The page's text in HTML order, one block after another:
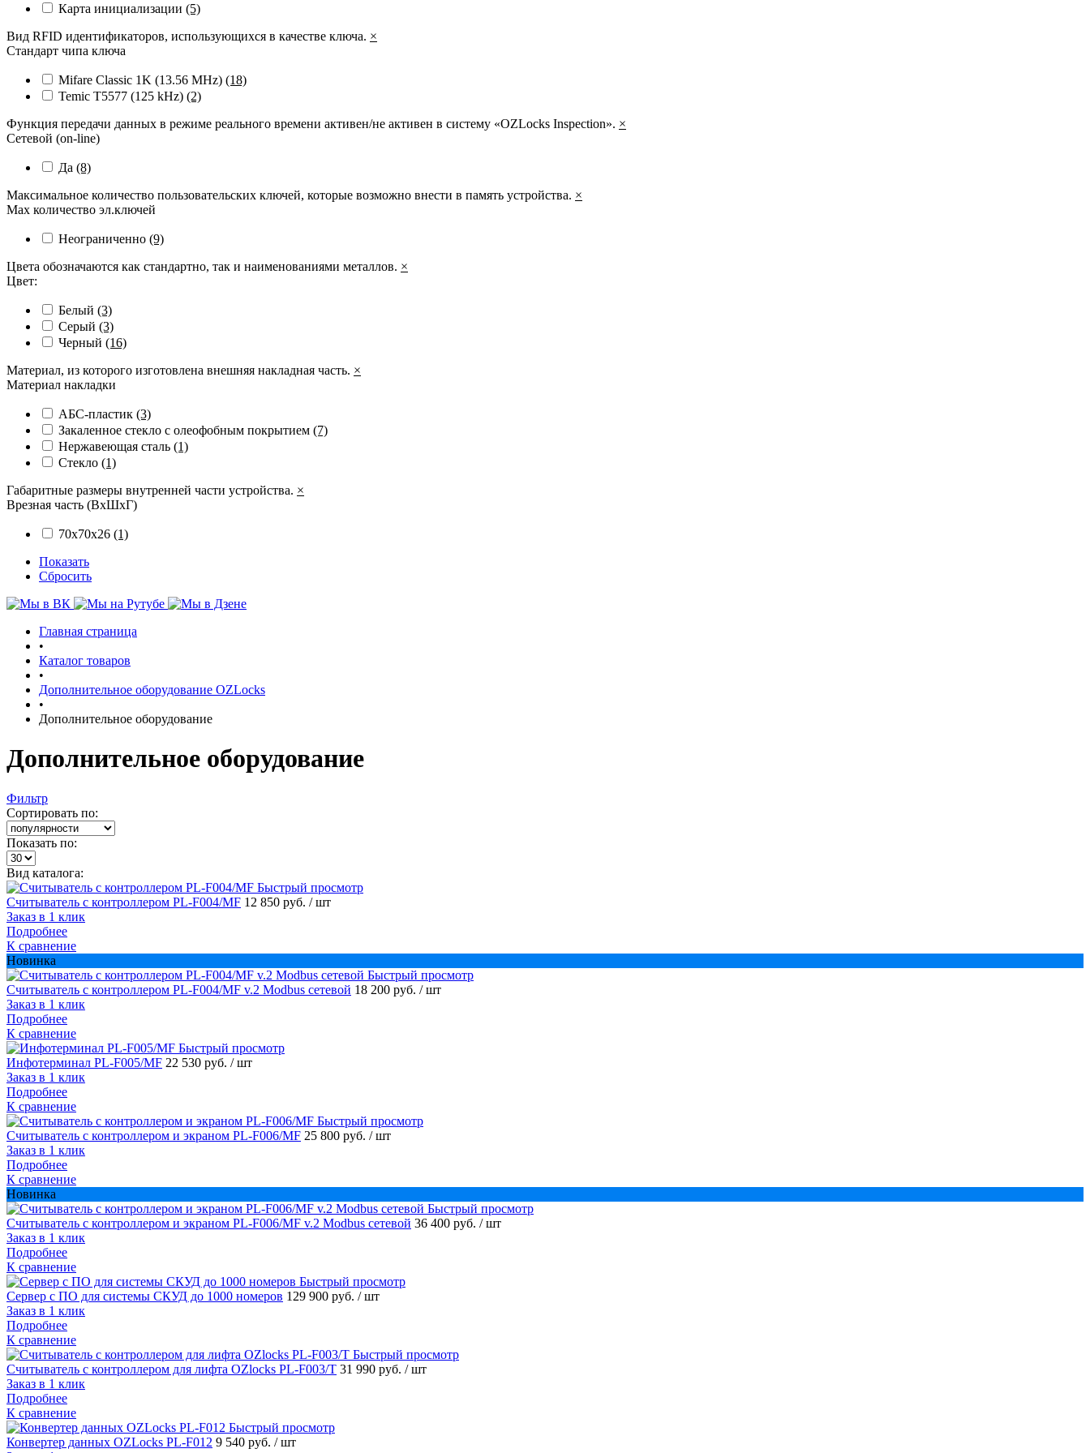
Карта инициализации (5)
Вид RFID идентификаторов, использующихся в качестве ключа. ×
Стандарт чипа ключа
Mifare Classic 1K (13.56 MHz) (18)
Temic T5577 (125 kHz) (2)
Функция передачи данных в режиме реального времени активен/не активен в систему «OZLocks Inspection». ×
Сетевой (on-line)
Да (8)
Максимальное количество пользовательских ключей, которые возможно внести в память устройства. ×
Max количество эл.ключей
Неограниченно (9)
Цвета обозначаются как стандартно, так и наименованиями металлов. ×
Цвет:
Белый (3)
Серый (3)
Черный (16)
Материал, из которого изготовлена внешняя накладная часть. ×
Материал накладки
АБС-пластик (3)
Закаленное стекло с олеофобным покрытием (7)
Нержавеющая сталь (1)
Стекло (1)
Габаритные размеры внутренней части устройства. ×
Врезная часть (ВхШхГ)
70х70х26 (1)
Показать
Сбросить
Главная страница
•
Каталог товаров
•
Дополнительное оборудование OZLocks
•
Дополнительное оборудование
Дополнительное оборудование
Фильтр
Сортировать по:
Показать по:
Вид каталога:
Быстрый просмотр
Считыватель с контроллером PL-F004/MF 12 850 руб. / шт
Заказ в 1 клик
Подробнее
К сравнение
Новинка
Быстрый просмотр
Считыватель с контроллером PL-F004/MF v.2 Modbus сетевой 18 200 руб. / шт
Заказ в 1 клик
Подробнее
К сравнение
Быстрый просмотр
Инфотерминал PL-F005/MF 22 530 руб. / шт
Заказ в 1 клик
Подробнее
К сравнение
Быстрый просмотр
Считыватель с контроллером и экраном PL-F006/MF 25 800 руб. / шт
Заказ в 1 клик
Подробнее
К сравнение
Новинка
Быстрый просмотр
Считыватель с контроллером и экраном PL-F006/MF v.2 Modbus сетевой 36 400 руб. / шт
Заказ в 1 клик
Подробнее
К сравнение
Быстрый просмотр
Сервер с ПО для системы СКУД до 1000 номеров 129 900 руб. / шт
Заказ в 1 клик
Подробнее
К сравнение
Быстрый просмотр
Считыватель с контроллером для лифта OZlocks PL-F003/T 31 990 руб. / шт
Заказ в 1 клик
Подробнее
К сравнение
Быстрый просмотр
Конвертер данных OZLocks PL-F012 9 540 руб. / шт